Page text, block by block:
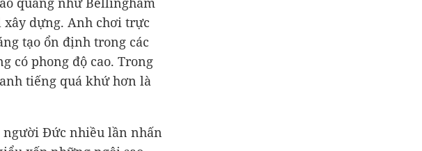
xây dựng. Anh chơi trực
tạo ổn định trong các
có phong độ cao. Trong
tiếng quá khứ hơn là
người Đức nhiều lần nhấn